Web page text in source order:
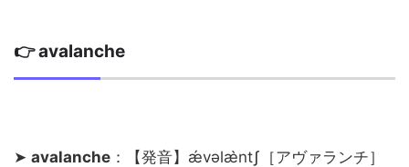
👉 avalanche
➤ avalanche ：【発音】ǽvəlæ̀ntʃ［アヴァランチ］